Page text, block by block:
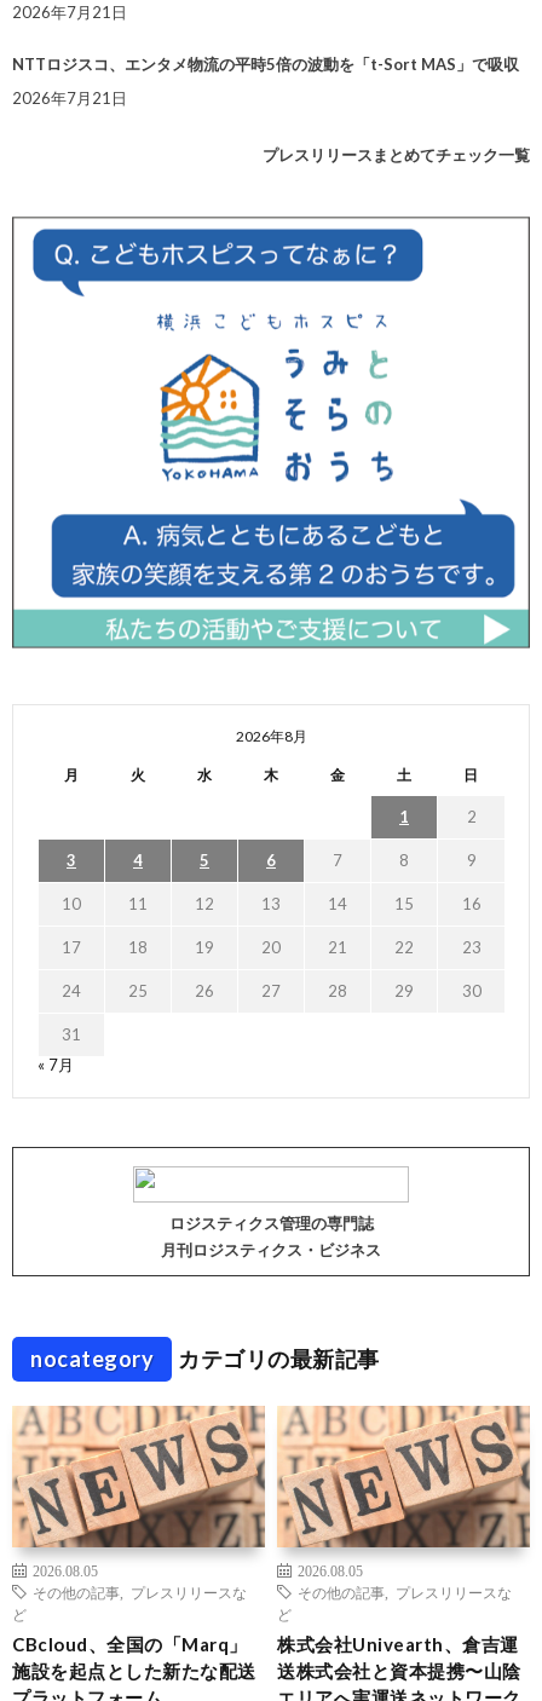
2026年7月21日
NTTロジスコ、エンタメ物流の平時5倍の波動を「t-Sort MAS」で吸収
2026年7月21日
プレスリリースまとめてチェック一覧
2026年8月
月 火 水 木 金 土 日
1 2
3 4 5 6 7 8 9
10 11 12 13 14 15 16
17 18 19 20 21 22 23
24 25 26 27 28 29 30
31
« 7月
ロジスティクス管理の専門誌
月刊ロジスティクス・ビジネス
nocategory カテゴリの最新記事
2026.08.05
その他の記事
プレスリリースな
ど
CBcloud、全国の「Marq」
施設を起点とした新たな配送
2026.08.05
その他の記事
プレスリリースな
ど
株式会社Univearth、倉吉運
送株式会社と資本提携〜山陰